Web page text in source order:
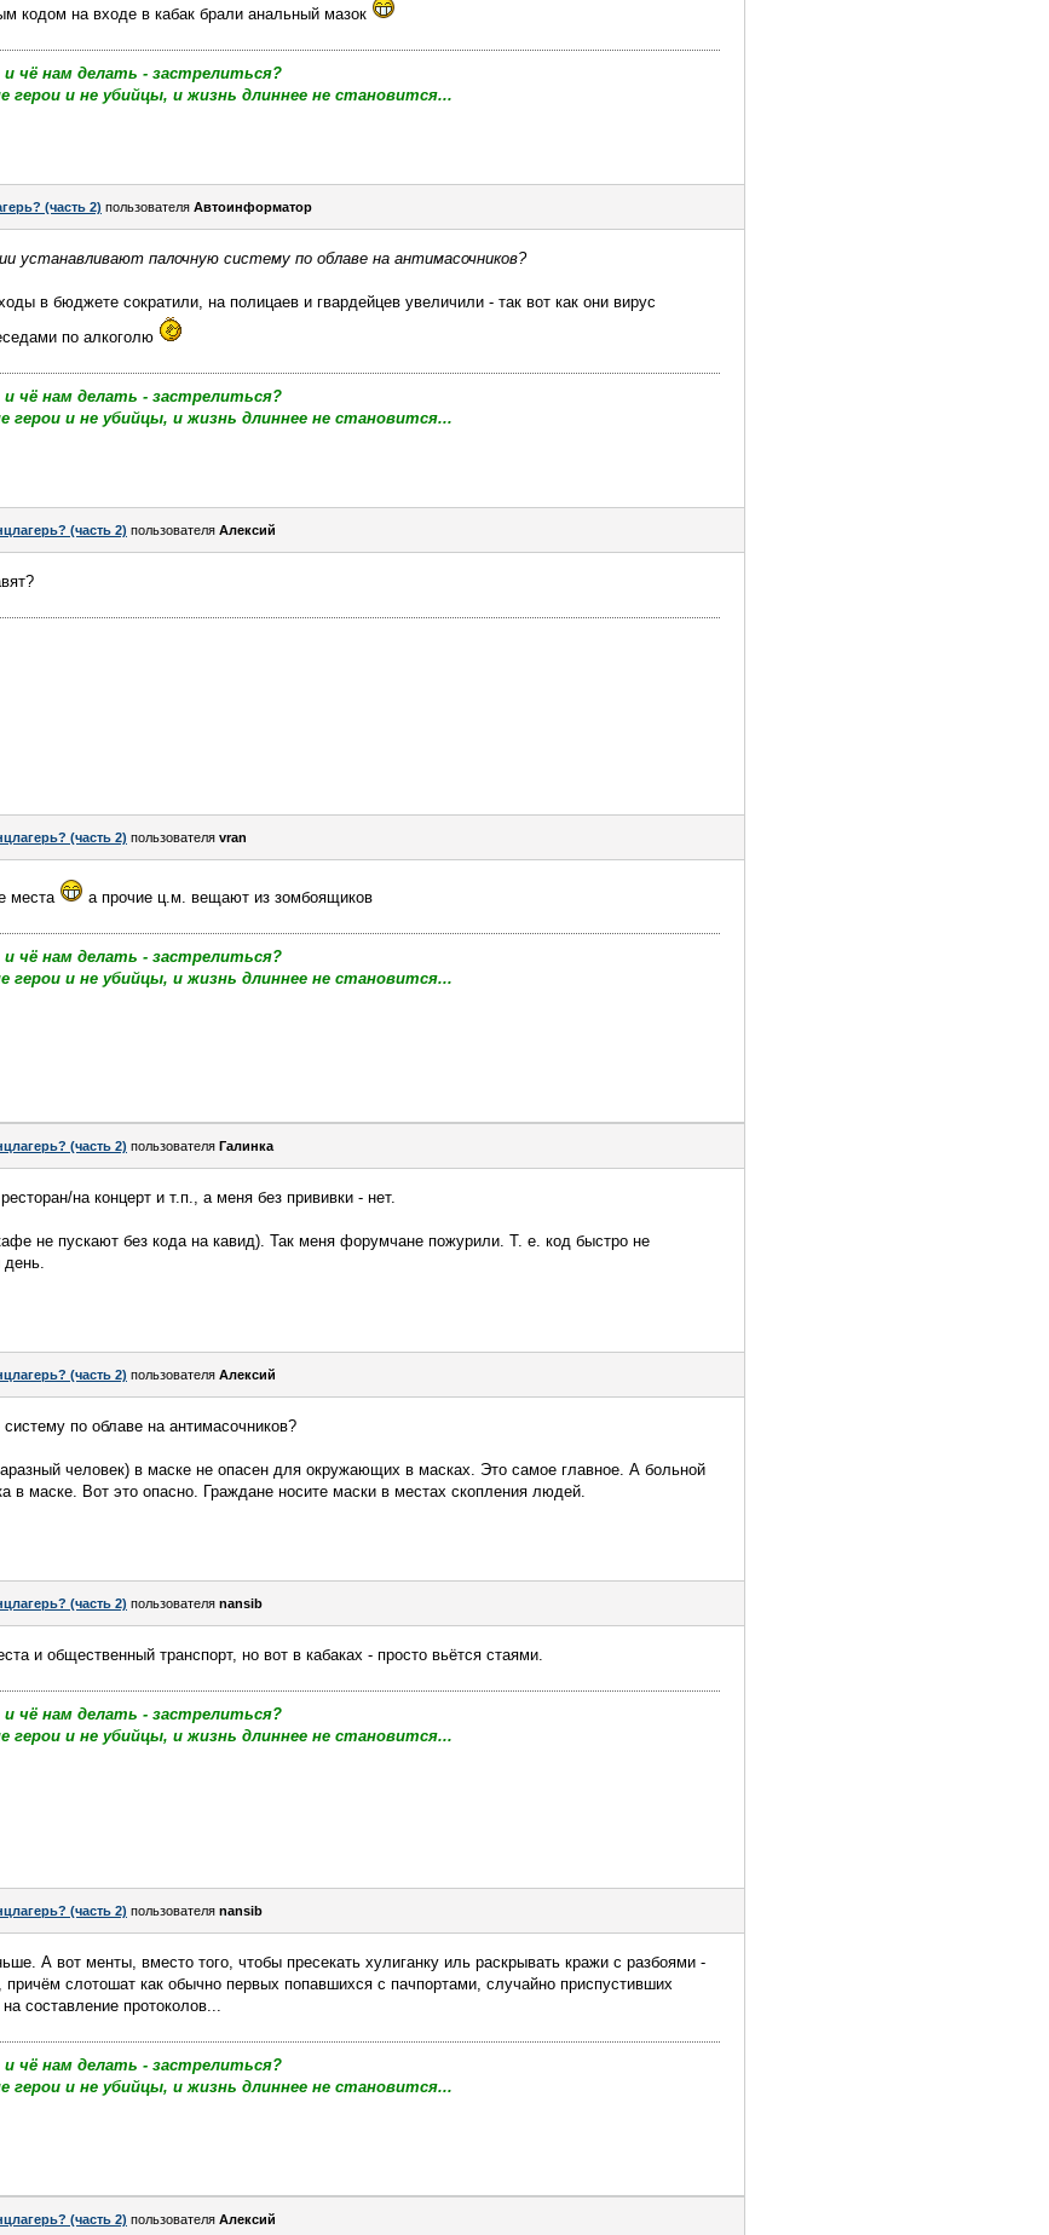
кодом на входе в кабак брали анальный мазок
чё нам делать - застрелиться?
герои и не убийцы, и жизнь длиннее не становится...
(часть 2) пользователя Автоинформатор
устанавливают палочную систему по облаве на антимасочников?
в бюджете сократили, на полицаев и гвардейцев увеличили - так вот как они вирус
по алкоголю
чё нам делать - застрелиться?
герои и не убийцы, и жизнь длиннее не становится...
(часть 2) пользователя Алексий
(часть 2) пользователя vran
места а прочие ц.м. вещают из зомбоящиков
чё нам делать - застрелиться?
герои и не убийцы, и жизнь длиннее не становится...
(часть 2) пользователя Галинка
на концерт и т.п., а меня без прививки - нет.
не пускают без кода на кавид). Так меня форумчане пожурили. Т. е. код быстро не
день.
(часть 2) пользователя Алексий
по облаве на антимасочников?
человек) в маске не опасен для окружающих в масках. Это самое главное. А больной
в маске. Вот это опасно. Граждане носите маски в местах скопления людей.
(часть 2) пользователя nansib
и общественный транспорт, но вот в кабаках - просто вьётся стаями.
чё нам делать - застрелиться?
герои и не убийцы, и жизнь длиннее не становится...
(часть 2) пользователя nansib
А вот менты, вместо того, чтобы пресекать хулиганку иль раскрывать кражи с разбоями -
слотошат как обычно первых попавшихся с пачпортами, случайно приспустивших
составление протоколов...
чё нам делать - застрелиться?
герои и не убийцы, и жизнь длиннее не становится...
(часть 2) пользователя Алексий